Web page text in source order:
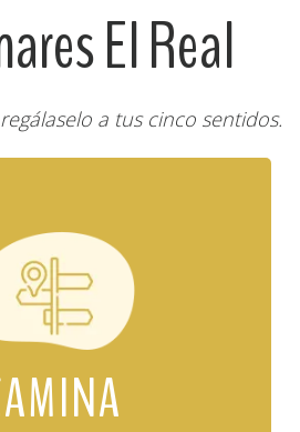
El Real
a tus cinco sentidos.